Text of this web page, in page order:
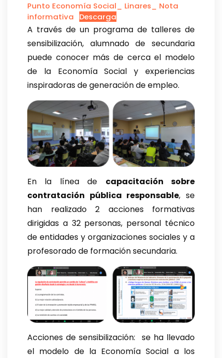
Punto Economía Social_ Linares_ Nota
informativa
Descarga
A través de un programa de talleres de
sensibilización, alumnado de secundaria
puede conocer más de cerca el modelo
de la Economía Social y experiencias
inspiradoras de generación de empleo.
En la línea de capacitación sobre
contratación pública responsable, se
han realizado 2 acciones formativas
dirigidas a 32 personas, personal técnico
de entidades y organizaciones sociales y a
profesorado de formación secundaria.
Acciones de sensibilización: se ha llevado
el modelo de la Economía Social a los